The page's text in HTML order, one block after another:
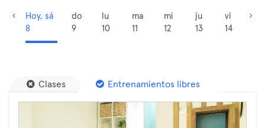
Hoy, sá
8
do
9
lu
10
ma
11
mi
12
ju
13
vi
14
Clases Entrenamientos libres